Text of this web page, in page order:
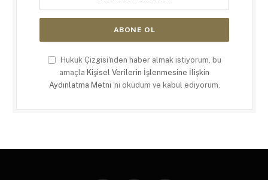
Hukuk Çizgisi'nden haber almak istiyorum, bu
amaçla Kişisel Verilerin İşlenmesine İlişkin
Aydınlatma Metni 'ni okudum ve kabul ediyorum.